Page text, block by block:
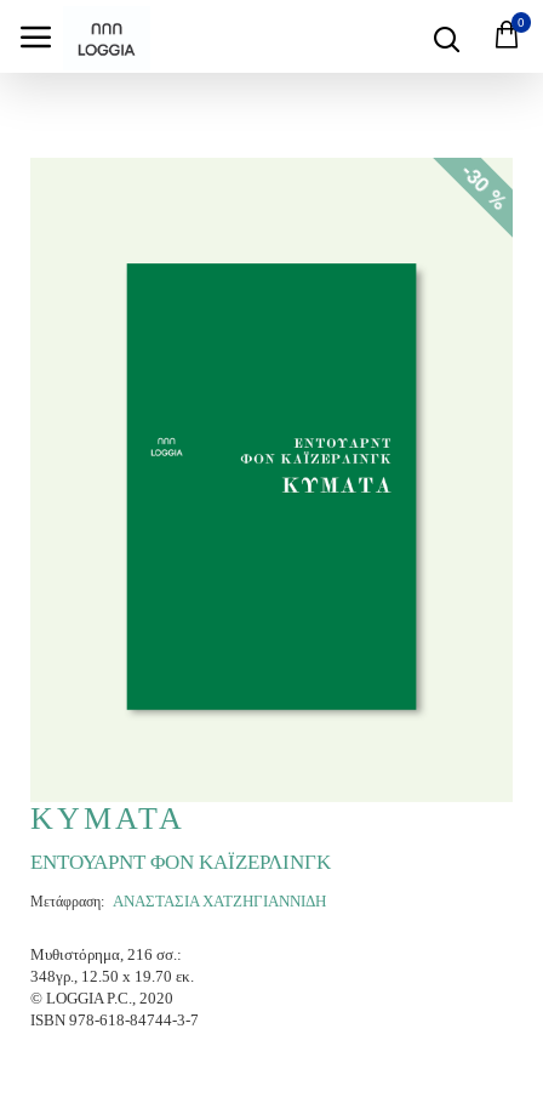
0
-30 %
ΚΥΜΑΤΑ
ΕΝΤΟΥΑΡΝΤ ΦΟΝ ΚΑΪΖΕΡΛΙΝΓΚ
Μετάφραση: ΑΝΑΣΤΑΣΙΑ ΧΑΤΖΗΓΙΑΝΝΙΔΗ
Μυθιστόρημα, 216 σσ.:
348γρ., 12.50 x 19.70 εκ.
© LOGGIA P.C., 2020
ISBN 978-618-84744-3-7